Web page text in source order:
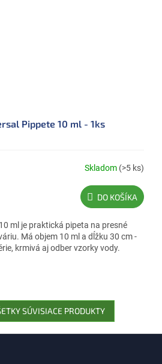
Pippete 10 ml - 1ks
Skladom (>5 ks)
DO KOŠÍKA
ml je praktická pipeta na presné
Má objem 10 ml a dĺžku 30 cm -
krmivá aj odber vzorky vody.
SÚVISIACE PRODUKTY